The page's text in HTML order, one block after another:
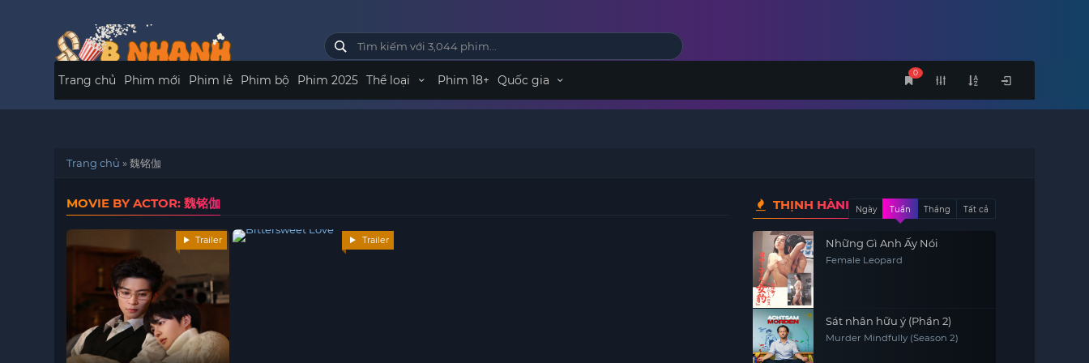
0
Trang chủ Phim mới Phim lẻ Phim bộ Phim 2025 Thể loại Phim 18+ Quốc gia
Trang chủ »魏铭伽
MOVIE BY ACTOR: 魏铭伽
Trailer Trailer
THỊNH HÀNHNgày Tuần Tháng Tất cả
Những Gì Anh Ấy Nói
Female Leopard
Sát nhân hữu ý (Phần 2)
Murder Mindfully (Season 2)